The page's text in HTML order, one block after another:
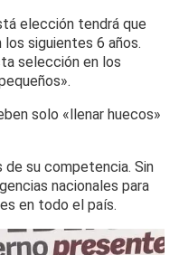
elección tendrá que
siguientes 6 años.
selección en los
solo «llenar huecos»
su competencia. Sin
nacionales para
en todo el país.